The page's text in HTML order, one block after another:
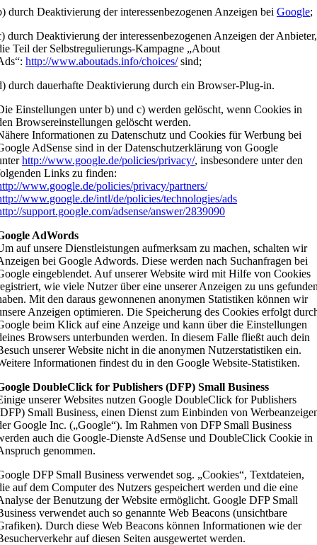
durch Deaktivierung der interessenbezogenen Anzeigen beiGoogle;
durch Deaktivierung der interessenbezogenen Anzeigen der Anbieter,
Teil der Selbstregulierungs-Kampagne „About
http://www.aboutads.info/choices/sind;
durch dauerhafte Deaktivierung durch ein Browser-Plug-in.
Einstellungen unter b) und c) werden gelöscht, wenn Cookies in
Browsereinstellungen gelöscht werden.
Informationen zu Datenschutz und Cookies für Werbung bei
AdSense sind in der Datenschutzerklärung von Google
http://www.google.de/policies/privacy/, insbesondere unter den
Links zu finden:
www.google.de/policies/privacy/partners/
www.google.de/intl/de/policies/technologies/ads
support.google.com/adsense/answer/2839090
AdWords
auf unsere Dienstleistungen aufmerksam zu machen, schalten wir
bei Google Adwords. Diese werden nach Suchanfragen bei
eingeblendet. Auf unserer Website wird mit Hilfe von Cookies
wie viele Nutzer über eine unserer Anzeigen zu uns
Mit den daraus gewonnenen anonymen Statistiken können wir
Anzeigen optimieren. Die Speicherung des Cookies erfolgt
beim Klick auf eine Anzeige und kann über die Einstellungen
Browsers unterbunden werden. In diesem Falle fließt auch dein
unserer Website nicht in die anonymen Nutzerstatistiken ein.
Informationen findest du in den Google Website-Statistiken.
DoubleClick for Publishers (DFP) Small Business
unserer Websites nutzen Google DoubleClick for Publishers
Small Business, einen Dienst zum Einbinden von
Google Inc. („Google“). Im Rahmen von DFP Small Business
auch die Google-Dienste AdSense und DoubleClick Cookie in
genommen.
DFP Small Business verwendet sog. „Cookies“, Textdateien,
auf dem Computer des Nutzers gespeichert werden und die eine
der Benutzung der Website ermöglicht. Google DFP Small
verwendet auch so genannte Web Beacons (unsichtbare
Durch diese Web Beacons können Informationen wie der
auf diesen Seiten ausgewertet werden.